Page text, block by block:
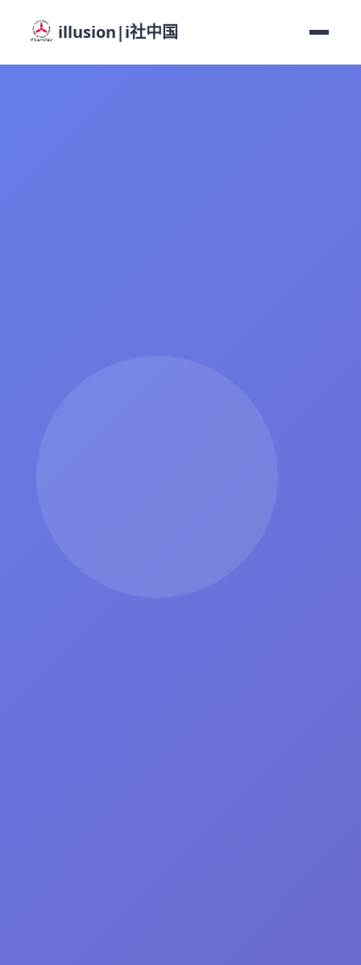
illusion|i社中国